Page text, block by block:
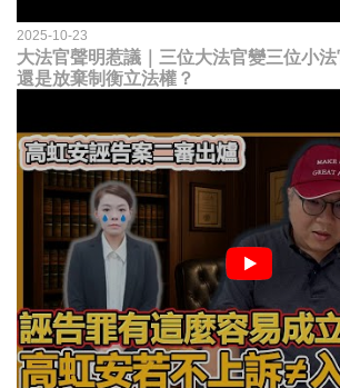
2025-10-23
大法官聲明惹議｜三位大法官變三位小法
還是放棄制衡立法權？